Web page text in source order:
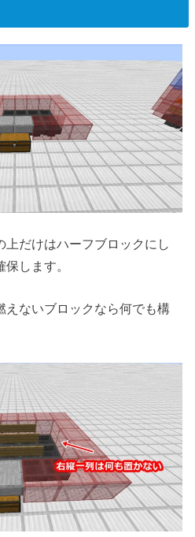
上だけはハーフブロックにし
します。
えないブロックなら何でも構